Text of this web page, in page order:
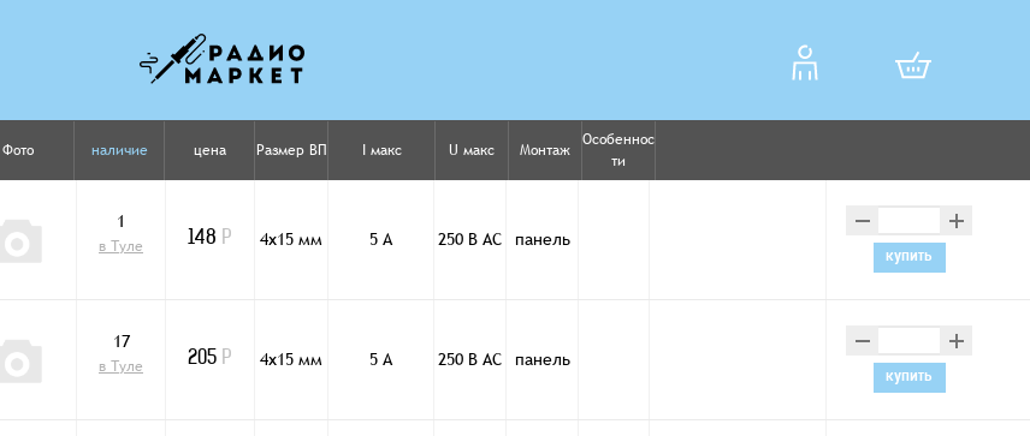
Фото наличие цена Размер ВП I макс U макс Монтаж Особеннос
ти
1
в Туле
148 Р 4х15 мм 5 А 250 В AC панель – +
купить
17
в Туле
205 Р 4х15 мм 5 А 250 В AC панель – +
купить